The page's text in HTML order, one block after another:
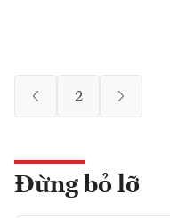
2
Đừng bỏ lỡ